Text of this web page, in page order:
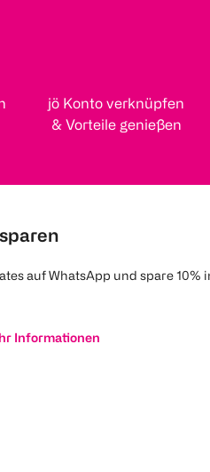
jö Konto verknüpfen
& Vorteile genießen
auf WhatsApp und spare 10%
Informationen